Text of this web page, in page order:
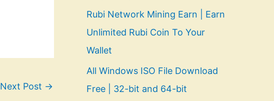
Next Post →
Rubi Network Mining Earn | Earn
Unlimited Rubi Coin To Your
Wallet
All Windows ISO File Download
Free | 32-bit and 64-bit